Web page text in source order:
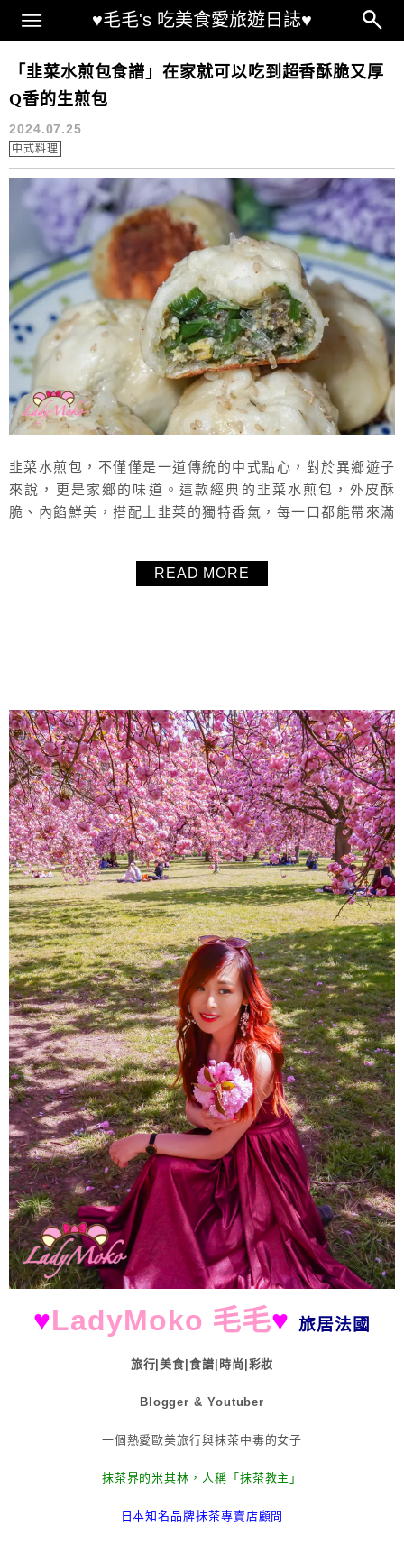
♥毛毛's 吃美食愛旅遊日誌♥
Main Menu
水煎包食譜
「韭菜水煎包食譜」在家就可以吃到超香酥脆又厚
Q香的生煎包
2024.07.25
中式料理
韭菜水煎包，不僅僅是一道傳統的中式點心，對於異鄉遊子
來說，更是家鄉的味道。這款經典的韭菜水煎包，外皮酥
脆、內餡鮮美，搭配上韭菜的獨特香氣，每一口都能帶來滿
美味與樂趣。無論是早餐、午餐還是晚餐，它都能為你的餐
READ MORE
About
♥LadyMoko 毛毛♥ 旅居法國
旅行|美食|食譜|時尚|彩妝
Blogger & Youtuber
一個熱愛歐美旅行與抹茶中毒的女子
抹茶界的米其林，人稱「抹茶教主」
日本知名品牌抹茶專賣店顧問